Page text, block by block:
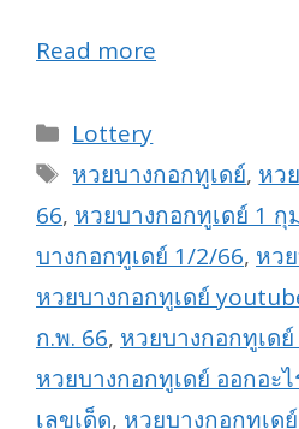
Read more
Categories
Lottery
Tags
หวยบางกอกทูเดย์, หว
66, หวยบางกอกทูเดย์ 1
บางกอกทูเดย์ 1/2/66, หว
หวยบางกอกทูเดย์
ก.พ. 66, หวยบางกอกทูเด
หวยบางกอกทูเดย์ ออกอะไ
เลขเด็ด, หวยบางกอกทูเด